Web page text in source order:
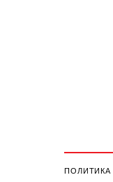
ПОЛИТИКА